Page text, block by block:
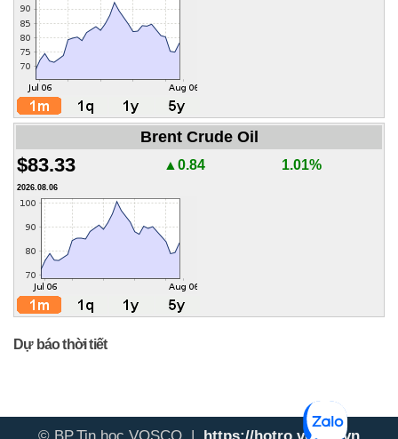
Brent Crude Oil
$83.33 ▲0.84 1.01%
2026.08.06
Dự báo thời tiết